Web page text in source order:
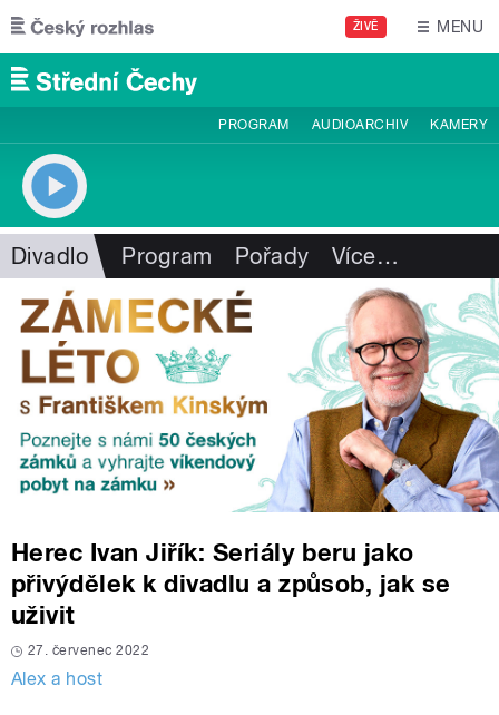
Přejít k hlavnímu obsahu
ŽIVĚ MENU
PROGRAM AUDIOARCHIV KAMERY
Divadlo Program Pořady Více…
Herec Ivan Jiřík: Seriály beru jako
přivýdělek k divadlu a způsob, jak se
uživit
27. červenec 2022
Alex a host